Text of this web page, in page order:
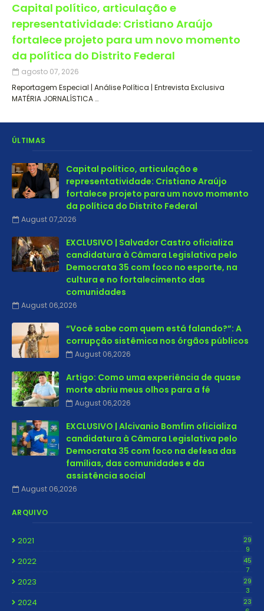
Capital político, articulação e
representatividade: Cristiano Araújo
fortalece projeto para um novo momento
da política do Distrito Federal
agosto 07, 2026
Reportagem Especial | Análise Política | Entrevista Exclusiva
MATÉRIA JORNALÍSTICA …
ÚLTIMAS
Capital político, articulação e
representatividade: Cristiano Araújo
fortalece projeto para um novo momento
da política do Distrito Federal
August 07,2026
EXCLUSIVO | Salvador Castro oficializa
candidatura à Câmara Legislativa pelo
Democrata 35 com foco no esporte, na
cultura e no fortalecimento das
comunidades
August 06,2026
“Você sabe com quem está falando?”: A
corrupção sistêmica nos órgãos públicos
August 06,2026
Artigo: Como uma experiência de quase
morte abriu meus olhos para a fé
August 06,2026
EXCLUSIVO | Alcivanio Bomfim oficializa
candidatura à Câmara Legislativa pelo
Democrata 35 com foco na defesa das
famílias, das comunidades e da
assistência social
August 06,2026
ARQUIVO
2021
29
9
2022
45
7
2023
29
3
2024
23